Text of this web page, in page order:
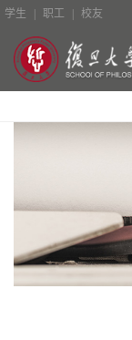
学生 职工 校友